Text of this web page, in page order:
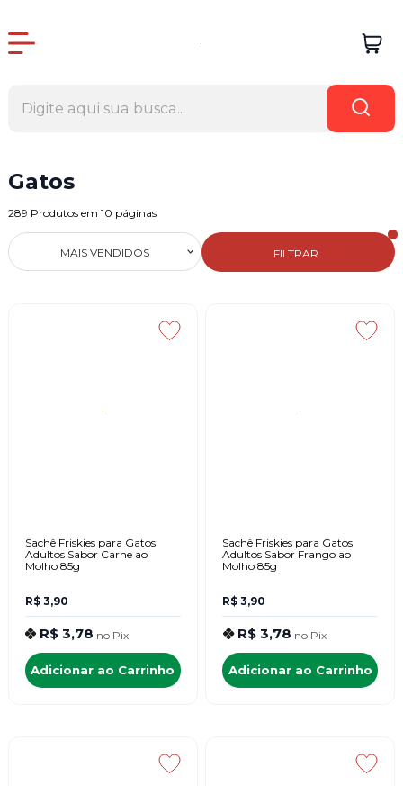
Gatos
289 Produtos em 10 páginas
FILTRAR
MAIS VENDIDOS
Sachê Friskies para Gatos
Adultos Sabor Carne ao
Molho 85g
R$ 3,90
R$ 3,78 no Pix
Adicionar ao Carrinho
Sachê Friskies para Gatos
Adultos Sabor Frango ao
Molho 85g
R$ 3,90
R$ 3,78 no Pix
Adicionar ao Carrinho